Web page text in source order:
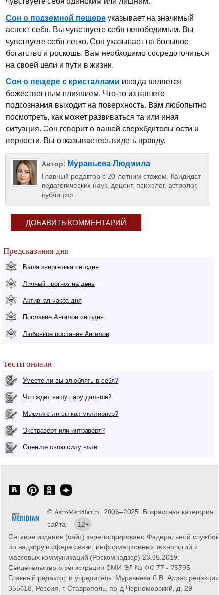
Сон о подземной пещере указывает на значимый
аспект себя. Вы чувствуете себя непобедимым. Вы
чувствуете себя легко. Сон указывает на большое
богатство и роскошь. Вам необходимо сосредоточиться
на своей цели и пути в жизни.
Сон о пещере с кристаллами иногда является
божественным влиянием. Что-то из вашего
подсознания выходит на поверхность. Вам любопытно
посмотреть, как может развиваться та или иная
ситуация. Сон говорит о вашей сверхбдительности и
верности. Вы отказываетесь видеть правду.
Автор: Муравьева Людмила
Главный редактор с 20-летним стажем. Кандидат
педагогических наук, доцент, психолог, астролог,
публицист.
ДОБАВИТЬ КОММЕНТАРИЙ
Предсказания дня
Ваша энергетика сегодня
Личный прогноз на день
Активная чакра дня
Послание Ангелов сегодня
Любовное послание Ангелов
Тесты онлайн
Умеете ли вы влюблять в себя?
Что ждет вашу пару дальше?
Мыслите ли вы как миллионер?
Экстраверт или интраверт?
Оцените свою силу воли
© AstroMeridian.ru , 2006–2025. Возрастная категория
сайта:
12+
Сетевое издание (сайт) зарегистрировано Федеральной службой
по надзору в сфере связи, информационных технологий и
массовых коммуникаций (Роскомнадзор) 23.05.2019.
Свидетельство о регистрации СМИ ЭЛ № ФС 77 - 75795
Главный редактор и учредитель: Муравьева Л.В. Адрес
355018, Россия, г. Ставрополь, пр-д Черноморский, д. 29